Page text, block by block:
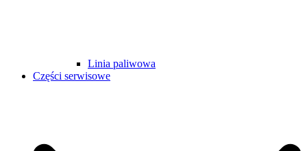
Linia paliwowa
Części serwisowe